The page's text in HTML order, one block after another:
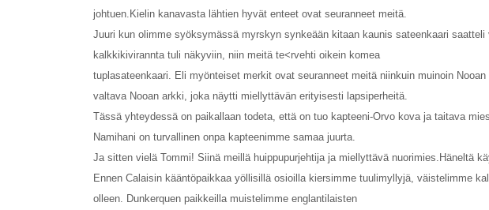
johtuen.Kielin kanavasta lähtien hyvät enteet ovat seuranneet meitä.
Juuri kun olimme syöksymässä myrskyn synkeään kitaan kaunis sateenkaari
kalkkikivirannta tuli näkyviin, niin meitä te<rvehti oikein komea
tuplasateenkaari. Eli myönteiset merkit ovat seuranneet meitä niinkuin muinoin
valtava Nooan arkki, joka näytti miellyttävän erityisesti lapsiperheitä.
Tässä yhteydessä on paikallaan todeta, että on tuo kapteeni-Orvo kova ja taitava
Namihani on turvallinen onpa kapteenimme samaa juurta.
Ja sitten vielä Tommi! Siinä meillä huippupurjehtija ja miellyttävä nuorimies.Häneltä
Ennen Calaisin kääntöpaikkaa yöllisillä osioilla kiersimme tuulimyllyjä, väistelimme
olleen. Dunkerquen paikkeilla muistelimme englantilaisten